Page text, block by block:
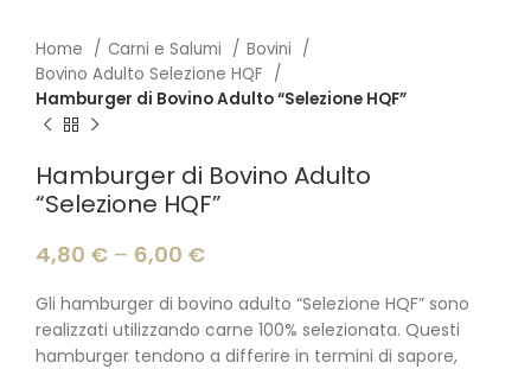
Home Carni e Salumi
Bovini
Bovino Adulto Selezione HQF
Hamburger di Bovino Adulto “Selezione HQF”
Hamburger di Bovino Adulto
“Selezione HQF”
4,80 € – 6,00 €
Gli hamburger di bovino adulto “Selezione HQF” sono
realizzati utilizzando carne 100% selezionata. Questi
hamburger tendono a differire in termini di sapore,